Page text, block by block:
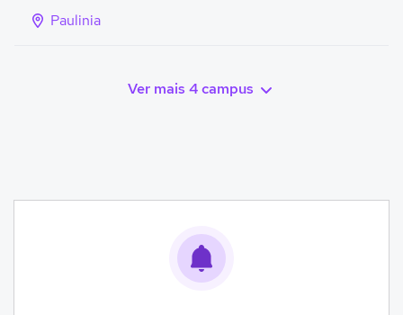
Paulinia
Ver mais 4 campus